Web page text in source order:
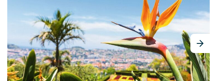
über den Holzkohlegrill zubereitet werden. Diese Reise
vereint alle Schönheiten der Insel: Natur, Meer,
Entspannung, Kultur, Tradition und Kulinarik. Ihr
deutscher Reiseleiter zeigt Ihnen ganz persönlich seine
Wahlheimat auf 3 inkludierten Ausflügen, erklärt
Wissenswertes und führt Sie abseits der großen
Touristenströme hinein ins authentische Madeira.